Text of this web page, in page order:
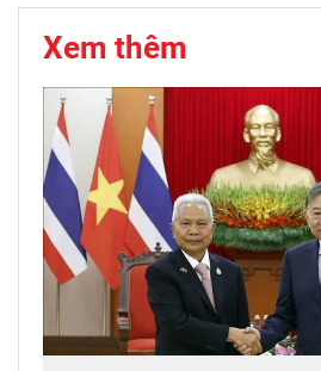
Xem thêm